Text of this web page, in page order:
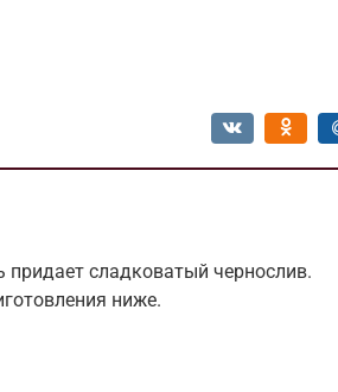
придает сладковатый чернослив.
ниже.